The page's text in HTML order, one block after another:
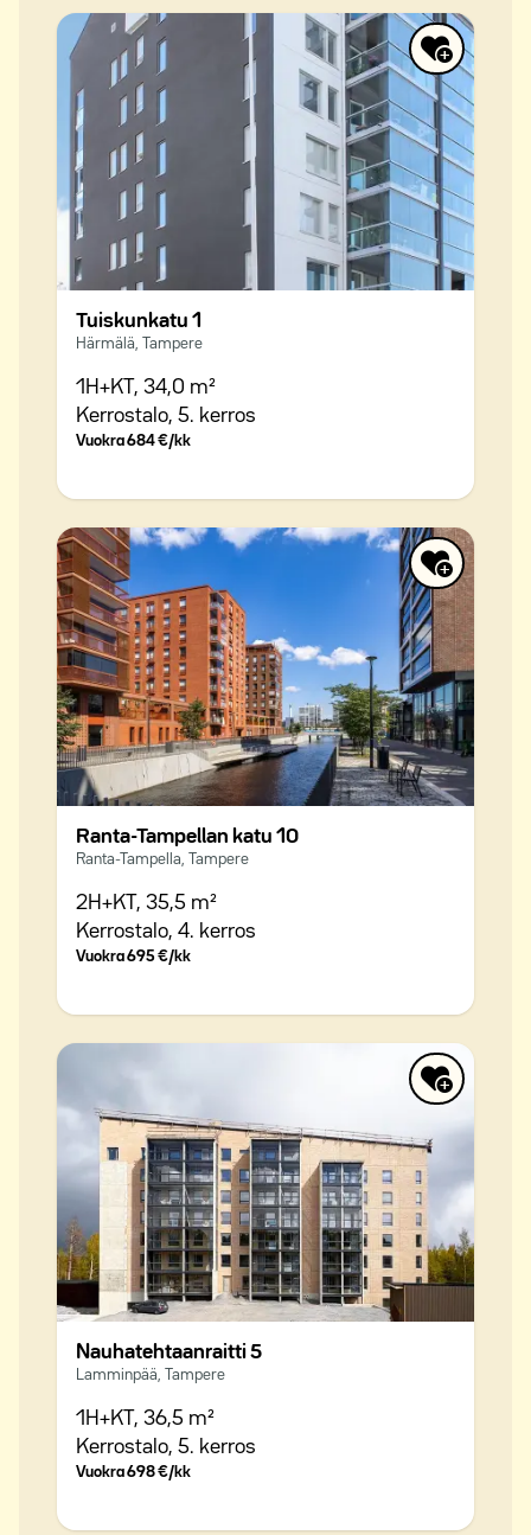
Tuiskunkatu 1
Härmälä, Tampere
1H+KT, 34,0 m²
Kerrostalo, 5. kerros
Vuokra684 €/kk
Ranta-Tampellan katu 10
Ranta-Tampella, Tampere
2H+KT, 35,5 m²
Kerrostalo, 4. kerros
Vuokra695 €/kk
Nauhatehtaanraitti 5
Lamminpää, Tampere
1H+KT, 36,5 m²
Kerrostalo, 5. kerros
Vuokra698 €/kk